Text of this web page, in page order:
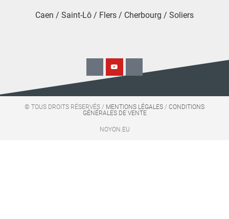
Caen / Saint-Lô / Flers / Cherbourg / Soliers
© TOUS DROITS RÉSERVÉS / MENTIONS LÉGALES / CONDITIONS
GÉNÉRALES DE VENTE
NOYON.EU